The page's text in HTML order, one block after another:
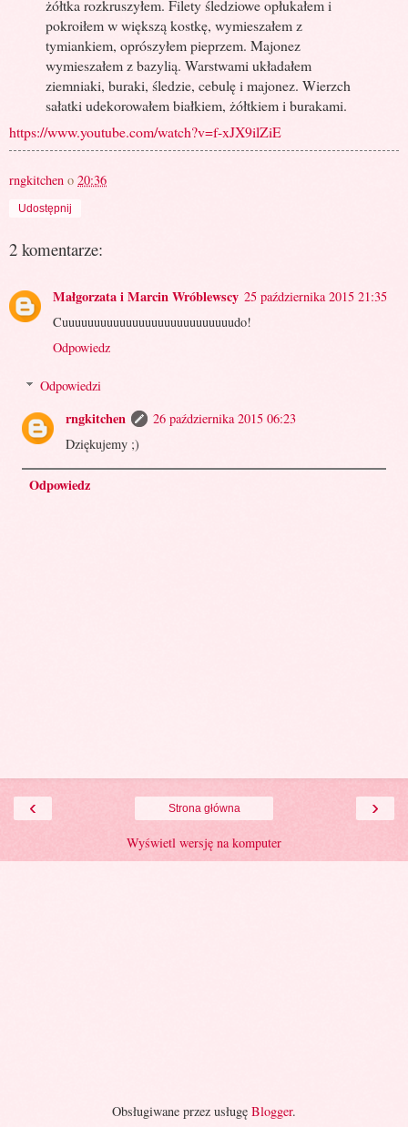
żółtka rozkruszyłem. Filety śledziowe opłukałem i
pokroiłem w większą kostkę, wymieszałem z
tymiankiem, oprószyłem pieprzem. Majonez
wymieszałem z bazylią. Warstwami układałem
ziemniaki, buraki, śledzie, cebulę i majonez. Wierzch
sałatki udekorowałem białkiem, żółtkiem i burakami.
https://www.youtube.com/watch?v=f-xJX9ilZiE
rngkitchen o 20:36
Udostępnij
2 komentarze:
Małgorzata i Marcin Wróblewscy 25 października 2015 21:35
Cuuuuuuuuuuuuuuuuuuuuuuuuuuudo!
Odpowiedz
Odpowiedzi
rngkitchen
26 października 2015 06:23
Dziękujemy ;)
Odpowiedz
‹ ›
Strona główna
Wyświetl wersję na komputer
Obsługiwane przez usługę Blogger.